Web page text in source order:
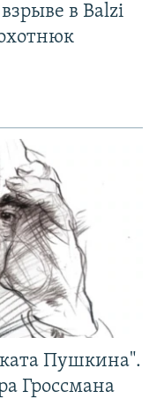
в Balzi
Пушкина".
Гроссмана